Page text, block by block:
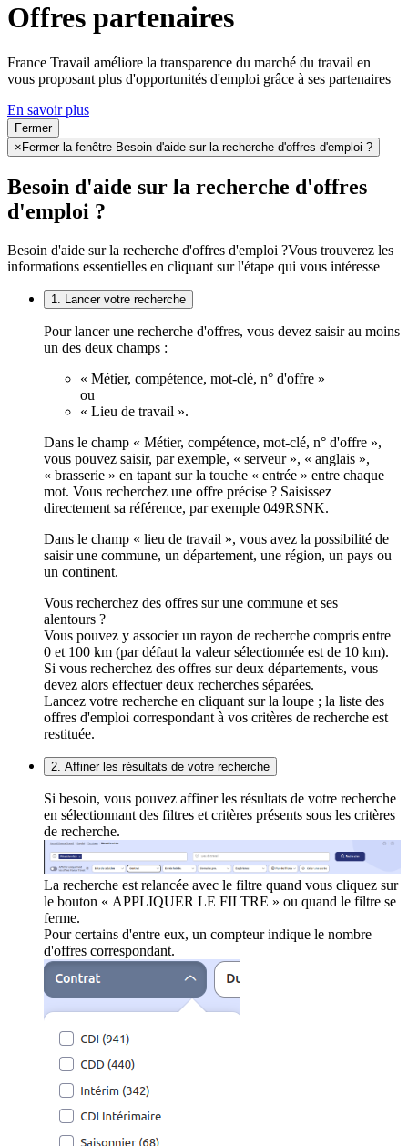
Offres partenaires
France Travail améliore la transparence du marché du travail en
vous proposant plus d'opportunités d'emploi grâce à ses partenaires
En savoir plus
Fermer
× Fermer la fenêtre Besoin d'aide sur la recherche d'offres d'emploi ?
Besoin d'aide sur la recherche d'offres
d'emploi ?
Besoin d'aide sur la recherche d'offres d'emploi ?Vous trouverez les
informations essentielles en cliquant sur l'étape qui vous intéresse
1. Lancer votre recherche
Pour lancer une recherche d'offres, vous devez saisir au moins
un des deux champs :
« Métier, compétence, mot-clé, n° d'offre »
ou
« Lieu de travail ».
Dans le champ « Métier, compétence, mot-clé, n° d'offre »,
vous pouvez saisir, par exemple, « serveur », « anglais »,
« brasserie » en tapant sur la touche « entrée » entre chaque
mot. Vous recherchez une offre précise ? Saisissez
directement sa référence, par exemple 049RSNK.
Dans le champ « lieu de travail », vous avez la possibilité de
saisir une commune, un département, une région, un pays ou
un continent.
Vous recherchez des offres sur une commune et ses
alentours ?
Vous pouvez y associer un rayon de recherche compris entre
0 et 100 km (par défaut la valeur sélectionnée est de 10 km).
Si vous recherchez des offres sur deux départements, vous
devez alors effectuer deux recherches séparées.
Lancez votre recherche en cliquant sur la loupe ; la liste des
offres d'emploi correspondant à vos critères de recherche est
restituée.
2. Affiner les résultats de votre recherche
Si besoin, vous pouvez affiner les résultats de votre recherche
en sélectionnant des filtres et critères présents sous les critères
de recherche.
La recherche est relancée avec le filtre quand vous cliquez sur
le bouton « APPLIQUER LE FILTRE » ou quand le filtre se
ferme.
Pour certains d'entre eux, un compteur indique le nombre
d'offres correspondant.